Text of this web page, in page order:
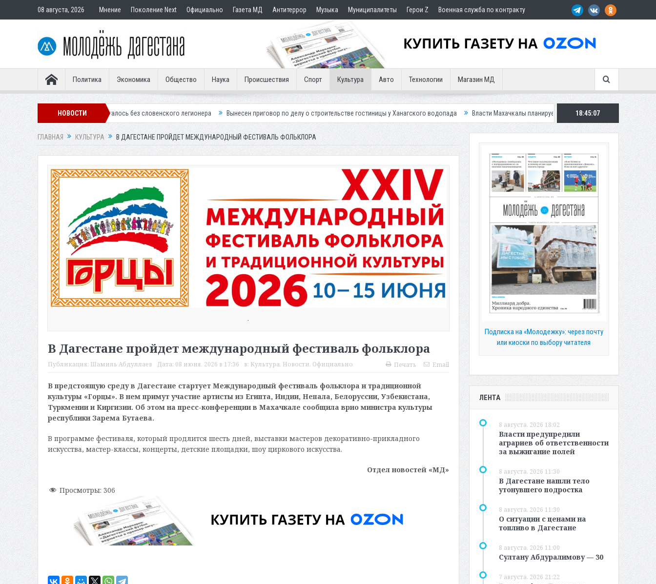
08 августа, 2026 Мнение Поколение Next Официально Газета МД Антитеррор Музыка Муниципалитеты Герои Z Военная служба по контракту
Политика Экономика Общество Наука Происшествия Спорт Культура Авто Технологии Магазин МД
НОВОСТИ
«Динамо» осталось без словенского легионера Вынесен приговор по делу о строительстве гостиницы у Ханагского водопада Власти Махачкалы планирует внедрить новую систему для улучшения ситуации
18:45:09
ГЛАВНАЯ КУЛЬТУРА В ДАГЕСТАНЕ ПРОЙДЕТ МЕЖДУНАРОДНЫЙ ФЕСТИВАЛЬ ФОЛЬКЛОРА
.
В Дагестане пройдет международный фестиваль фольклора
Публикация: Шамиль Абдуллаев Дата: 08 июня, 2026 в 17:36 в: Культура, Новости, Официально Печать Email
В предстоящую среду в Дагестане стартует Международный фестиваль фольклора и традиционной
культуры «Горцы». В нем примут участие артисты из Египта, Индии, Непала, Белоруссии, Узбекистана,
Туркмении и Киргизии. Об этом на пресс-конференции в Махачкале сообщила врио министра культуры
республики Зарема Бутаева.
В программе фестиваля, который продлится шесть дней, выставки мастеров декоративно-прикладного
искусства, мастер-классы, концерты, детские площадки, шоу циркового искусства.
Отдел новостей «МД»
Просмотры: 306
Подписка на «Молодежку»: через почту
или киоски по выбору читателя
ЛЕНТА
8 августа, 2026 18:02
Власти предупредили
аграриев об ответственности
за выжигание полей
8 августа, 2026 11:30
В Дагестане нашли тело
утонувшего подростка
8 августа, 2026 11:30
О ситуации с ценами на
топливо в Дагестане
8 августа, 2026 11:00
Султану Абдуралимову — 30
7 августа, 2026 21:22